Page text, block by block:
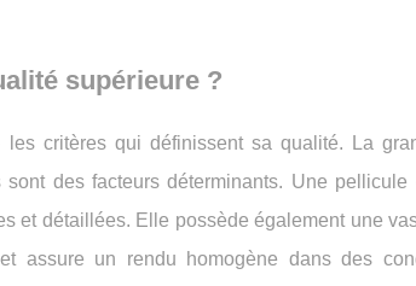
supérieure ?
critères qui définissent sa qualité. La
des facteurs déterminants. Une pellicule
et détaillées. Elle possède également une
assure un rendu homogène dans des